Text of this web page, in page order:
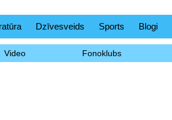
Dzīvesveids Sports Blogi
Video Fonoklubs